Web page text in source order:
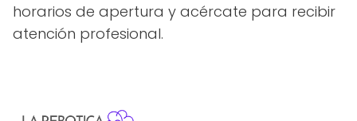
horarios de apertura y acércate para recibir
atención profesional.